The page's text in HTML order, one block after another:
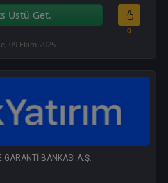
Üstü Get.
0
09 Ekim 2025
GARANTİ BANKASI A.Ş.